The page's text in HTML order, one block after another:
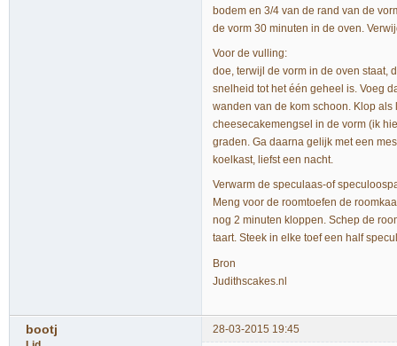
bodem en 3/4 van de rand van de
de vorm 30 minuten in de oven.
Voor de vulling:
doe, terwijl de vorm in de oven staat,
snelheid tot het één geheel is. Voeg
wanden van de kom schoon. Klop
cheesecakemengsel in de vorm (ik
graden. Ga daarna gelijk met een
koelkast, liefst een nacht.
Verwarm de speculaas-of
Meng voor de roomtoefen de
nog 2 minuten kloppen. Schep de
taart. Steek in elke toef een half
Bron
Judithscakes.nl
bootj
28-03-2015 19:45